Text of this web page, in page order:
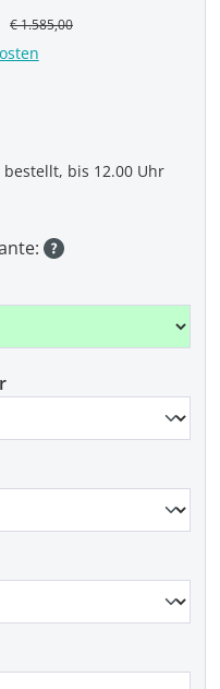
€ 1.585,00
bestellt, bis 12.00 Uhr